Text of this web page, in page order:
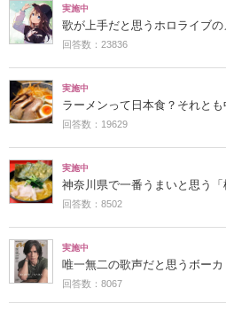
実施中
歌が上手だと思うホロライブの
回答数：23836
実施中
ラーメンって日本食？それとも
回答数：19629
実施中
神奈川県で一番うまいと思う
回答数：8502
実施中
唯一無二の歌声だと思うボーカ
回答数：8067